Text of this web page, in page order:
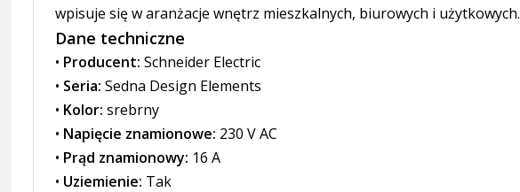
wpisuje się w aranżacje wnętrz mieszkalnych, biurowych i użytkowych.
Dane techniczne
• Producent: Schneider Electric
• Seria: Sedna Design Elements
• Kolor: srebrny
• Napięcie znamionowe: 230 V AC
• Prąd znamionowy: 16 A
• Uziemienie: Tak